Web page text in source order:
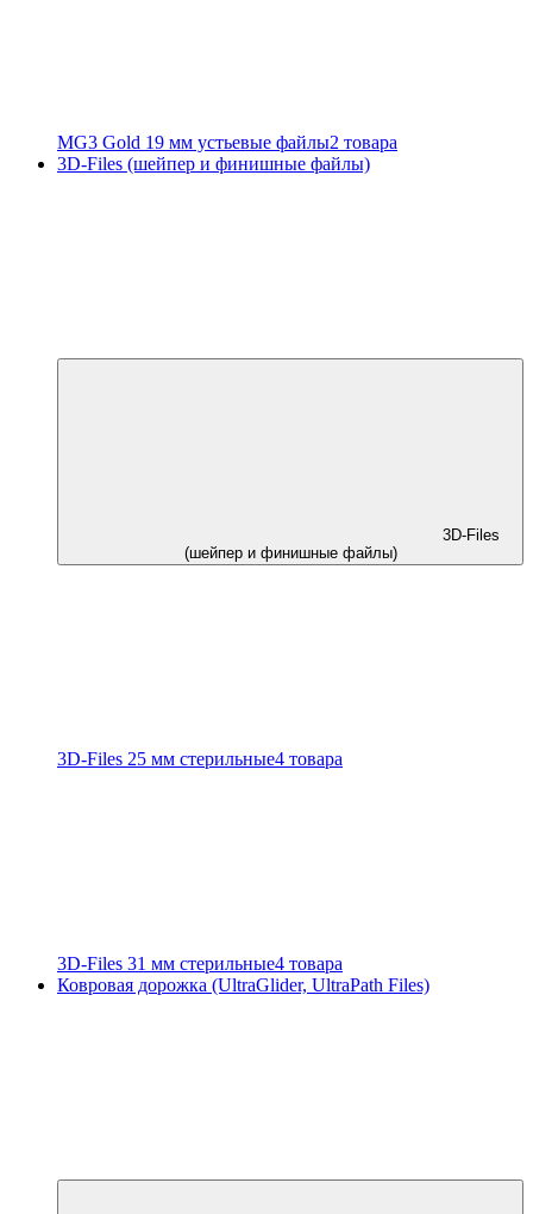
MG3 Gold 19 мм устьевые файлы2 товара
3D-Files (шейпер и финишные файлы)
3D-Files
(шейпер и финишные файлы)
3D-Files 25 мм стерильные4 товара
3D-Files 31 мм стерильные4 товара
Ковровая дорожка (UltraGlider, UltraPath Files)